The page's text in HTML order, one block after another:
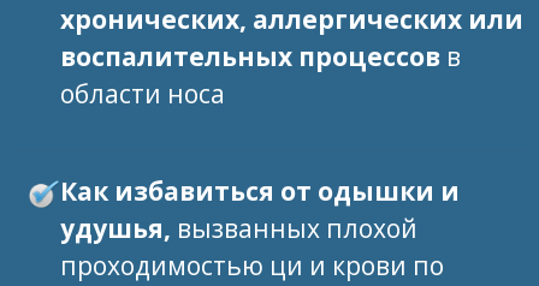
хронических, аллергических или
воспалительных процессовв
области носа
Как избавиться от одышки и
удушья, вызванных плохой
проходимостью ци и крови по